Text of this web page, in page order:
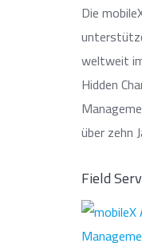
Die
weltweit
Hidden
über zehn
Field